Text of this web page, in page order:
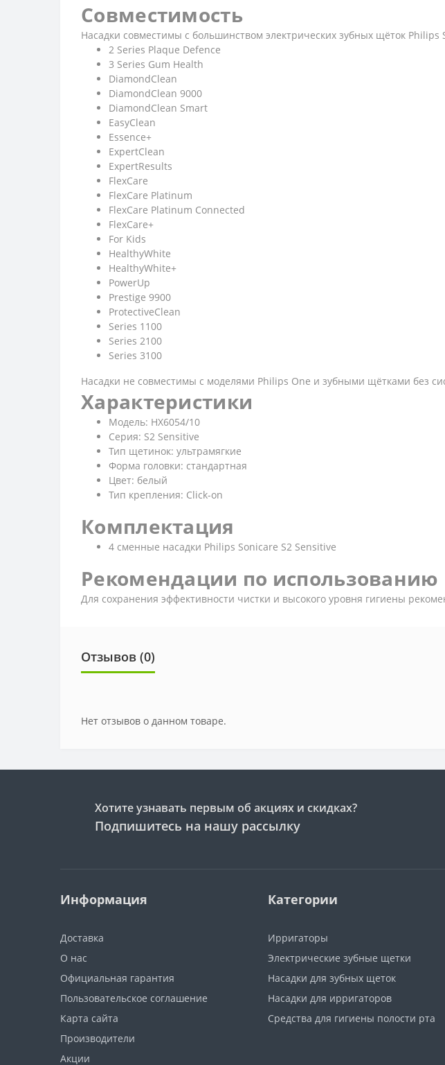
Совместимость
Насадки совместимы с большинством электрических зубных щёток
2 Series Plaque Defence
3 Series Gum Health
DiamondClean
DiamondClean 9000
DiamondClean Smart
EasyClean
Essence+
ExpertClean
ExpertResults
FlexCare
FlexCare Platinum
FlexCare Platinum Connected
FlexCare+
For Kids
HealthyWhite
HealthyWhite+
PowerUp
Prestige 9900
ProtectiveClean
Series 1100
Series 2100
Series 3100
Насадки не совместимы с моделями Philips One и зубными щётками без
Характеристики
Модель: HX6054/10
Серия: S2 Sensitive
Тип щетинок: ультрамягкие
Форма головки: стандартная
Цвет: белый
Тип крепления: Click-on
Комплектация
4 сменные насадки Philips Sonicare S2 Sensitive
Рекомендации по использованию
Для сохранения эффективности чистки и высокого уровня гигиены
Отзывов (0)
Нет отзывов о данном товаре.
Хотите узнавать первым об акциях и скидках?
Подпишитесь на нашу рассылку
Информация
Доставка
О нас
Официальная гарантия
Пользовательское соглашение
Карта сайта
Производители
Акции
Категории
Ирригаторы
Электрические зубные щетки
Насадки для зубных щеток
Насадки для ирригаторов
Средства для гигиены полости рта